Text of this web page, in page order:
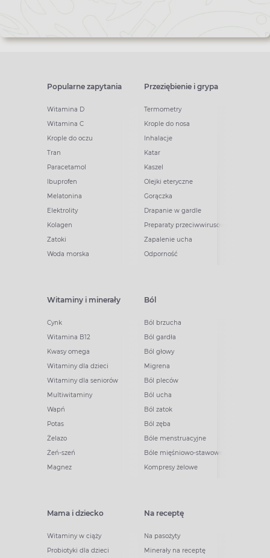
Popularne zapytania
Witamina D
Witamina C
Krople do oczu
Tran
Paracetamol
Ibuprofen
Melatonina
Elektrolity
Kolagen
Zatoki
Woda morska
Przeziębienie i grypa
Termometry
Krople do nosa
Inhalacje
Katar
Kaszel
Olejki eteryczne
Gorączka
Drapanie w gardle
Preparaty przeciwwirusowe
Zapalenie ucha
Odporność
Witaminy i minerały
Cynk
Witamina B12
Kwasy omega
Witaminy dla dzieci
Witaminy dla seniorów
Multiwitaminy
Wapń
Potas
Żelazo
Żeń-szeń
Magnez
Ból
Ból brzucha
Ból gardła
Ból głowy
Migrena
Ból pleców
Ból ucha
Ból zatok
Ból zęba
Bóle menstruacyjne
Bóle mięśniowo-stawowe
Kompresy żelowe
Mama i dziecko
Witaminy w ciąży
Probiotyki dla dzieci
Na receptę
Na pasożyty
Minerały na receptę